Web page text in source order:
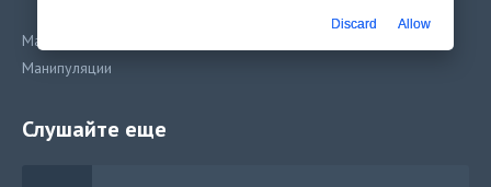
Манипуляции
Манипуляции
Слушайте еще
Discard Allow